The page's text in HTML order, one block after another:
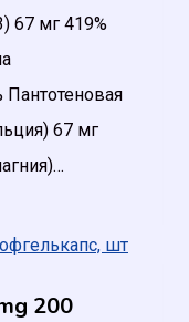
67 мг 419%
Пантотеновая
67 мг
200